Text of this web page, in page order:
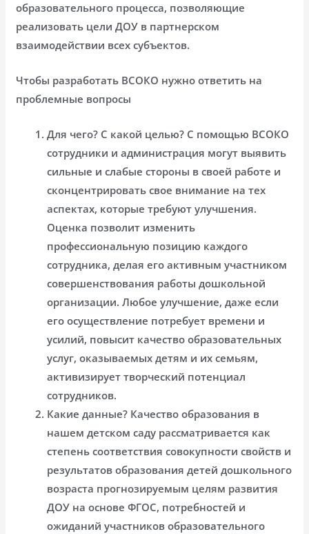
образовательного процесса, позволяющие
реализовать цели ДОУ в партнерском
взаимодействии всех субъектов.
Чтобы разработать ВСОКО нужно ответить на
проблемные вопросы
Для чего? С какой целью? С помощью ВСОКО
сотрудники и администрация могут выявить
сильные и слабые стороны в своей работе и
сконцентрировать свое внимание на тех
аспектах, которые требуют улучшения.
Оценка позволит изменить
профессиональную позицию каждого
сотрудника, делая его активным участником
совершенствования работы дошкольной
организации. Любое улучшение, даже если
его осуществление потребует времени и
усилий, повысит качество образовательных
услуг, оказываемых детям и их семьям,
активизирует творческий потенциал
сотрудников.
Какие данные? Качество образования в
нашем детском саду рассматривается как
степень соответствия совокупности свойств и
результатов образования детей дошкольного
возраста прогнозируемым целям развития
ДОУ на основе ФГОС, потребностей и
ожиданий участников образовательного